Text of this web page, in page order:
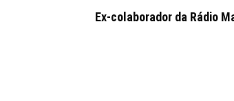
Ex-colaborador da Rádio